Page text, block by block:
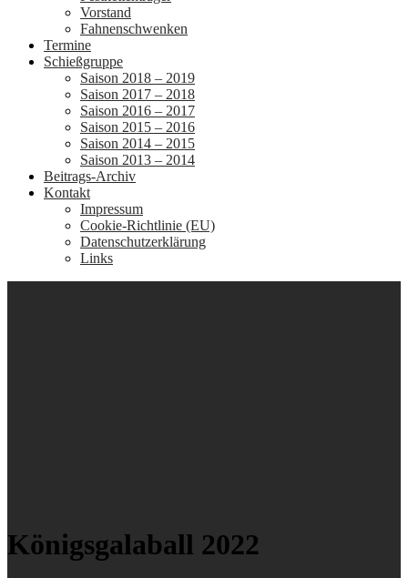
Vorstand
Fahnenschwenken
Termine
Schießgruppe
Saison 2018 – 2019
Saison 2017 – 2018
Saison 2016 – 2017
Saison 2015 – 2016
Saison 2014 – 2015
Saison 2013 – 2014
Beitrags-Archiv
Kontakt
Impressum
Cookie-Richtlinie (EU)
Datenschutzerklärung
Links
Königsgalaball 2022